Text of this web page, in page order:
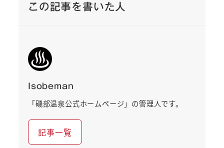
この記事を書いた人
Isobeman
「磯部温泉公式ホームページ」の管理人です。
記事一覧